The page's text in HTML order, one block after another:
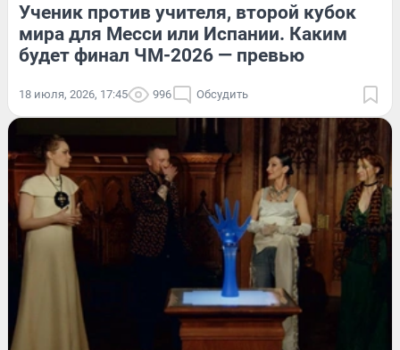
Ученик против учителя, второй кубок
мира для Месси или Испании. Каким
будет финал ЧМ-2026 — превью
18 июля, 2026, 17:45 996 Обсудить